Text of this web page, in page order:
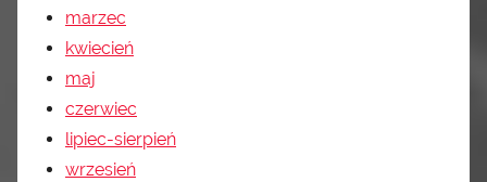
marzec
kwiecień
maj
czerwiec
lipiec-sierpień
wrzesień